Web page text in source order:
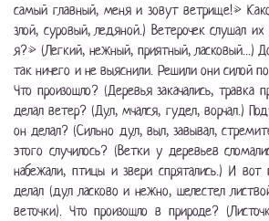
самый главный, меня и зовут ветрище!»
злой, суровый, ледяной.) Ветерочек слушал
я?» (Легкий, нежный, приятный, ласковый...)
так ничего и не выяснили. Решили они силой
Что произошло? (Деревья закачались, травка
делал ветер? (Дул, мчался, гудел, ворчал.)
он делал? (Сильно дул, выл, завывал,
этого случилось? (Ветки у деревьев
набежали, птицы и звери спрятались.) И
делал (дул ласково и нежно, шелестел
веточки). Что произошло в природе?